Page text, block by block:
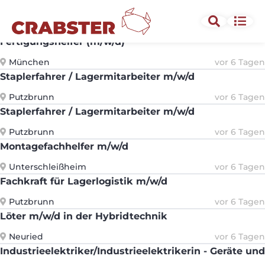
Putzbrunn vor 6 Tagen
Fertigungshelfer (m/w/d)
München vor 6 Tagen
Staplerfahrer / Lagermitarbeiter m/w/d
Putzbrunn vor 6 Tagen
Staplerfahrer / Lagermitarbeiter m/w/d
Putzbrunn vor 6 Tagen
Montagefachhelfer m/w/d
Unterschleißheim vor 6 Tagen
Fachkraft für Lagerlogistik m/w/d
Putzbrunn vor 6 Tagen
Löter m/w/d in der Hybridtechnik
Neuried vor 6 Tagen
Industrieelektriker/Industrieelektrikerin - Geräte und